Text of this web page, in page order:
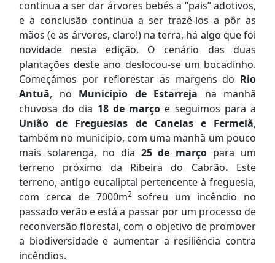
continua a ser dar árvores bebés a “pais” adotivos,
e a conclusão continua a ser trazê-los a pôr as
mãos (e as árvores, claro!) na terra, há algo que foi
novidade nesta edição. O cenário das duas
plantações deste ano deslocou-se um bocadinho.
Começámos por reflorestar as margens do Rio
Antuã, no Município de Estarreja na manhã
chuvosa do dia 18 de março e seguimos para a
União de Freguesias de Canelas e Fermelã,
também no município, com uma manhã um pouco
mais solarenga, no dia 25 de março para um
terreno próximo da Ribeira do Cabrão. Este
terreno, antigo eucaliptal pertencente à freguesia,
com cerca de 7000m2sofreu um incêndio no
passado verão e está a passar por um processo de
reconversão florestal, com o objetivo de promover
a biodiversidade e aumentar a resiliência contra
incêndios.